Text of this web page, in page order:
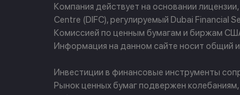
Компания действует на основании
Centre (DIFC), регулируемый Dubai Financial
Комиссией по ценным бумагам и биржам США
Информация на данном сайте носит общий
Инвестиции в финансовые инструменты
Рынок ценных бумаг подвержен